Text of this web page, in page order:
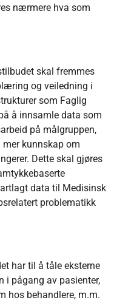
nærmere hva som
skal fremmes
og veiledning i
som Faglig
å innsamle data som
på målgruppen,
kunnskap om
Dette skal gjøres
data til Medisinsk
problematikk
har til å tåle eksterne
i pågang av pasienter,
hos behandlere, m.m.